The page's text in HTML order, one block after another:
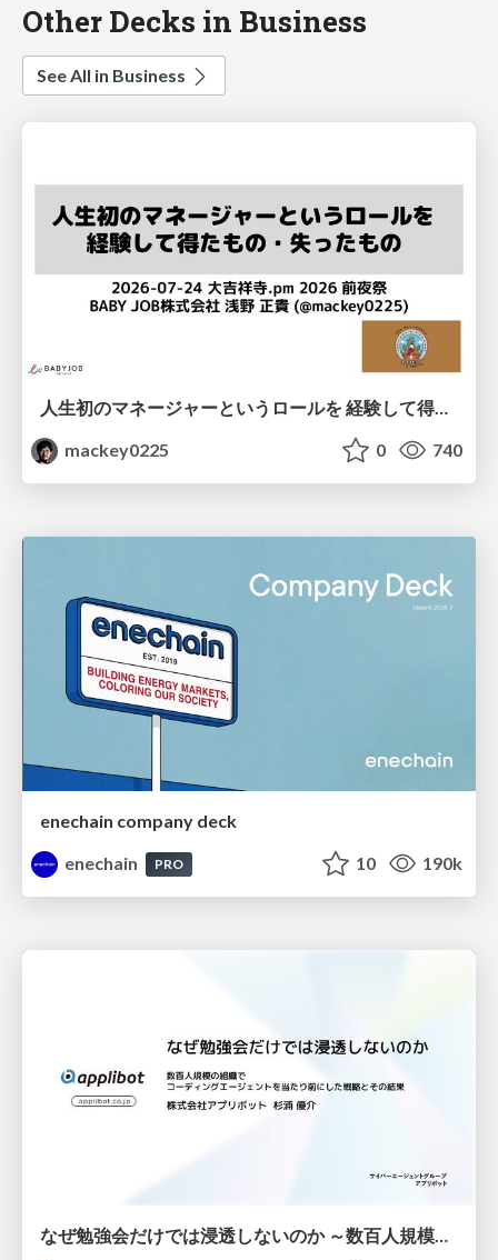
Other Decks in Business
See All in Business
人生初のマネージャーというロールを 経験して得たもの・失ったもの / Reflections on My First Manager Role
mackey0225
0 740
enechain company deck
enechain
PRO 10 190k